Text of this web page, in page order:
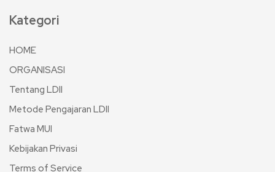
Kategori
HOME
ORGANISASI
Tentang LDII
Metode Pengajaran LDII
Fatwa MUI
Kebijakan Privasi
Terms of Service